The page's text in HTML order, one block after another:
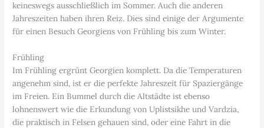
keineswegs ausschließlich im Sommer. Auch die anderen
Jahreszeiten haben ihren Reiz. Dies sind einige der Argumente
für einen Besuch Georgiens von Frühling bis zum Winter.
Frühling
Im Frühling ergrünt Georgien komplett. Da die Temperaturen
angenehm sind, ist er die perfekte Jahreszeit für Spaziergänge
im Freien. Ein Bummel durch die Altstädte ist ebenso
lohnenswert wie die Erkundung von Uplistsikhe und Vardzia,
die praktisch in Felsen gehauen sind, oder eine Fahrt in die